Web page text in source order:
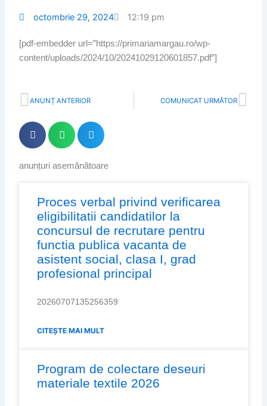
octombrie 29, 2024 12:19 pm
[pdf-embedder url=”https://primariamargau.ro/wp-
content/uploads/2024/10/20241029120601857.pdf”]
Prev
ANUNȚ ANTERIOR COMUNICAT URMĂTOR
anunțuri asemănătoare
Proces verbal privind verificarea
eligibilitatii candidatilor la
concursul de recrutare pentru
functia publica vacanta de
asistent social, clasa I, grad
profesional principal
20260707135256359
CITEȘTE MAI MULT
Program de colectare deseuri
materiale textile 2026